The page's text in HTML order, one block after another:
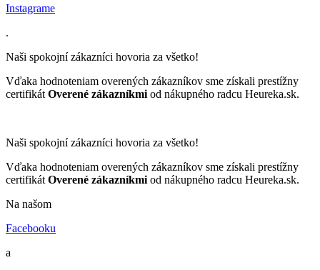
Instagrame
.
Naši spokojní zákazníci hovoria za všetko!
Vďaka hodnoteniam overených zákazníkov sme získali prestížny
certifikát Overené zákazníkmi od nákupného radcu Heureka.sk.
Naši spokojní zákazníci hovoria za všetko!
Vďaka hodnoteniam overených zákazníkov sme získali prestížny
certifikát Overené zákazníkmi od nákupného radcu Heureka.sk.
Na našom
Facebooku
a